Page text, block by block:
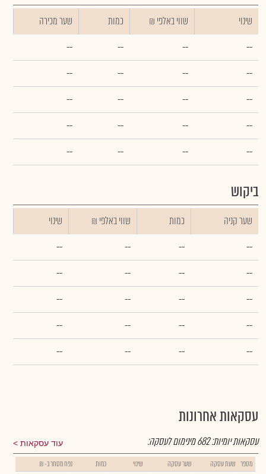
שינוי ₪ שווי באלפי כמות
שער מכירה
--
--
--
--
--
--
--
--
--
--
--
--
--
--
--
--
--
--
--
--
ביקוש
שער קניה כמות ₪ שווי באלפי
שינוי
--
--
--
--
--
--
--
--
--
--
--
--
--
--
--
--
--
--
--
--
עסקאות אחרונות
עוד עסקאות עסקאות יומיות:682מינימום לעסקה:
מספר שעת עסקה שער עסקה שינוי כמות נפח מסחר ב- ₪